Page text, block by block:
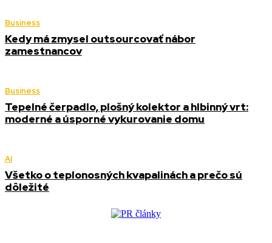
Business
Kedy má zmysel outsourcovať nábor
zamestnancov
Business
Tepelné čerpadlo, plošný kolektor a hlbinný vrt:
moderné a úsporné vykurovanie domu
AI
Všetko o teplonosných kvapalinách a prečo sú
dôležité